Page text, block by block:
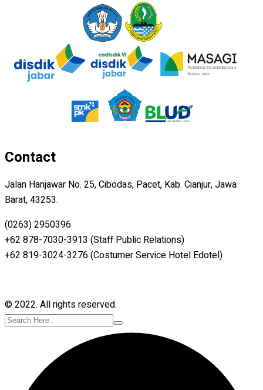
Contact
Jalan Hanjawar No. 25, Cibodas, Pacet, Kab. Cianjur, Jawa
Barat, 43253.
(0263) 2950396
+62 878-7030-3913 (Staff Public Relations)
+62 819-3024-3276 (Costumer Service Hotel Edotel)
© 2022. All rights reserved.